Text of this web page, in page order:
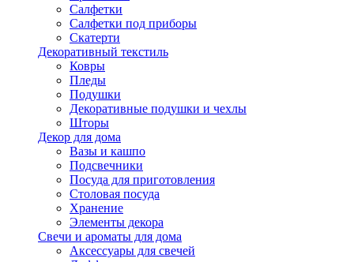
Салфетки
Салфетки под приборы
Скатерти
Декоративный текстиль
Ковры
Пледы
Подушки
Декоративные подушки и чехлы
Шторы
Декор для дома
Вазы и кашпо
Подсвечники
Посуда для приготовления
Столовая посуда
Хранение
Элементы декора
Свечи и ароматы для дома
Аксессуары для свечей